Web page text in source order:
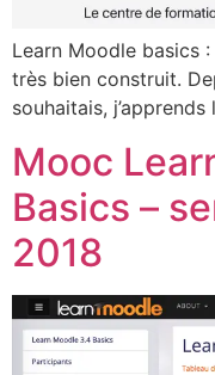
Learn Moodle basics
très bien construit.
souhaitais,
Mooc
Basics –
2018